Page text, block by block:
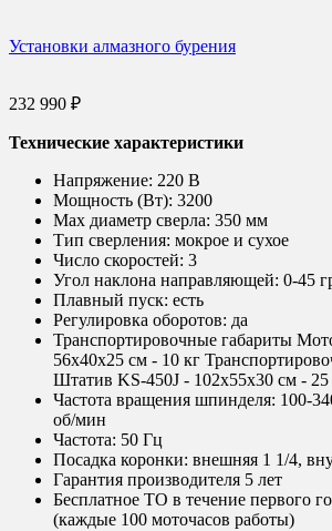
Установки алмазного бурения
232 990 ₽
Технические характеристики
Напряжение: 220 В
Мощность (Вт): 3200
Max диаметр сверла: 350 мм
Тип сверления: мокрое и сухое
Число скоростей: 3
Угол наклона направляющей: 0-45
Плавный пуск: есть
Регулировка оборотов: да
Транспортировочные габариты
56х40х25 см - 10 кг
Штатив KS-450J - 102х55х30 см - 25
Частота вращения шпинделя: 100-
об/мин
Частота: 50 Гц
Посадка коронки: внешняя 1 1/4,
Гарантия производителя 5 лет
Бесплатное ТО в течение первого
(каждые 100 моточасов работы)